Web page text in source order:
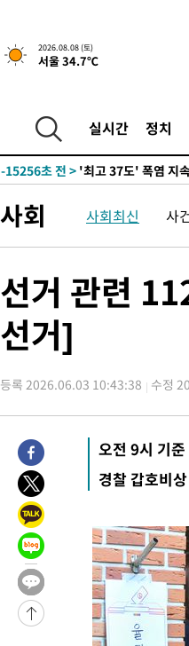
2026.08.08 (토)
서울 34.7℃
실시간 정치
-8382초 전 > [속보]뉴욕증시 상승
주 날씨]
-28118초 전 >
축구협회 "압수수
-26635초 전 >
송"
-15256초 전 > '최고 37도' 폭염 지
-31100초 전 >
극한폭염 한풀 꺾
-28118초 전 >축구협회 "압수수색
송"
-15256초 전 >'최고 37도' 폭염 지
-8382초 전 >[속보]뉴욕증시 상승
사회 사회최신 사
선거 관련
선거]
등록 2026.06.03 10:43:38 수정
오전 9시 기
경찰 갑호비